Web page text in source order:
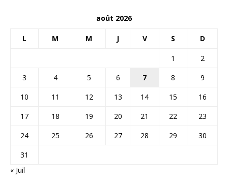
août 2026
L M M J V S D
1
2
3
4 5 6 7 8
9
10
11 12 13 14 15
16
17
18 19 20 21 22
23
24
25 26 27 28 29
30
31
« Juil